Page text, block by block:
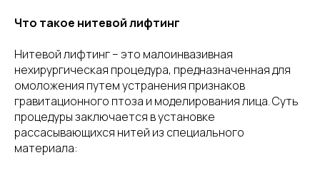
Что такое нитевой лифтинг
Нитевой лифтинг – это малоинвазивная
нехирургическая процедура, предназначенная для
омоложения путем устранения признаков
гравитационного птоза и моделирования лица. Суть
процедуры заключается в установке
рассасывающихся нитей из специального
материала: